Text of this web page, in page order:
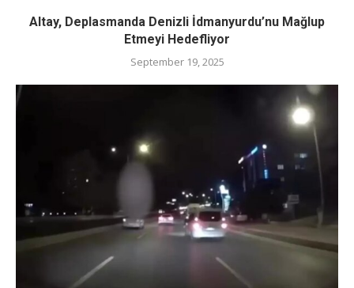
Altay, Deplasmanda Denizli İdmanyurdu’nu Mağlup
Etmeyi Hedefliyor
September 19, 2025